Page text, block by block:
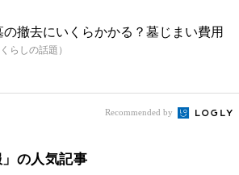
の撤去にいくらかかる？墓じまい費用
らしの話題）
Recommended by
」の人気記事